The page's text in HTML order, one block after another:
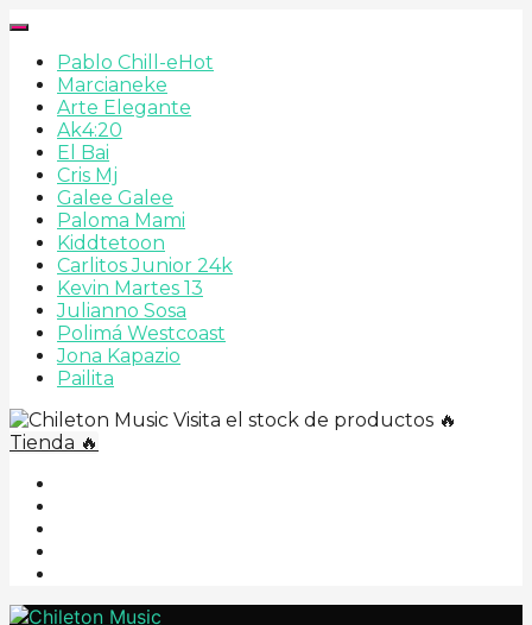
Pablo Chill-eHot
Marcianeke
Arte Elegante
Ak4:20
El Bai
Cris Mj
Galee Galee
Paloma Mami
Kiddtetoon
Carlitos Junior 24k
Kevin Martes 13
Julianno Sosa
Polimá Westcoast
Jona Kapazio
Pailita
Visita el stock de productos 🔥
Tienda 🔥